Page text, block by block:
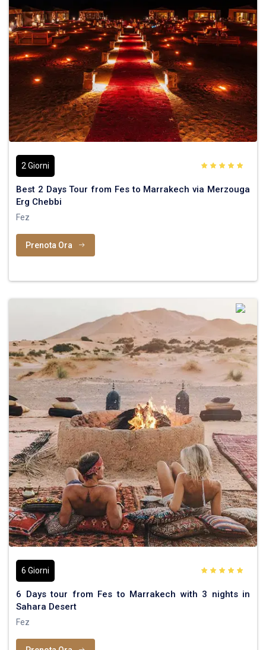
2 Giorni
Best 2 Days Tour from Fes to Marrakech via Merzouga
Erg Chebbi
Fez
Prenota Ora
6 Giorni
6 Days tour from Fes to Marrakech with 3 nights in
Sahara Desert
Fez